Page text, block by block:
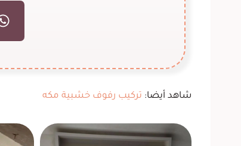
شاهد أيضا: تركيب رفوف خشبية مكه